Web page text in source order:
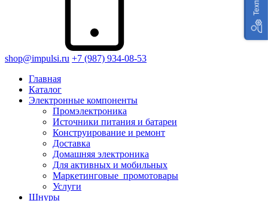
shop@impulsi.ru +7 (987) 934-08-53
Главная
Каталог
Электронные компоненты
Промэлектроника
Источники питания и батареи
Конструирование и ремонт
Доставка
Домашняя электроника
Для активных и мобильных
Маркетинговые_промотовары
Услуги
Шнуры